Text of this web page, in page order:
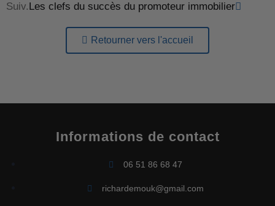
Suiv. Les clefs du succès du promoteur immobilier
Retourner vers l'accueil
Informations de contact
06 51 86 68 47
richardemouk@gmail.com